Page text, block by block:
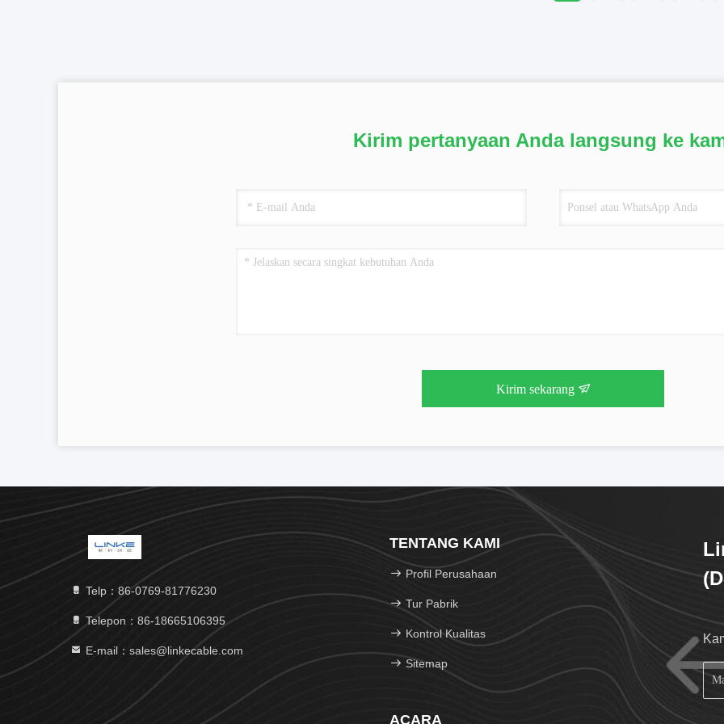
Kirim pertanyaan Anda langsung ke
Kirim sekarang
Telp：86-0769-81776230
Telepon：86-18665106395
E-mail：sales@linkecable.com
TENTANG KAMI
Profil Perusahaan
Tur Pabrik
Kontrol Kualitas
Sitemap
ACARA